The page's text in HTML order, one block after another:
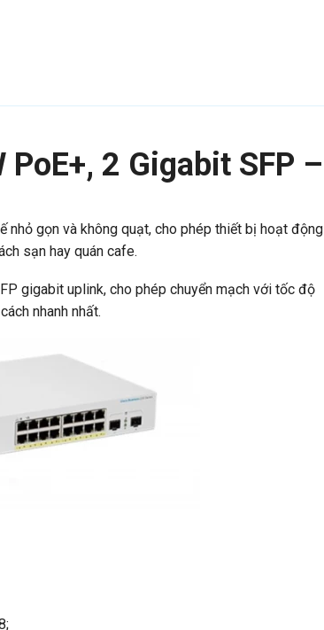
2 Gigabit SFP –
nhỏ gọn và không quạt, cho phép thiết bị hoạt động
sạn hay quán cafe.
gigabit uplink, cho phép chuyển mạch với tốc độ
nhanh nhất.